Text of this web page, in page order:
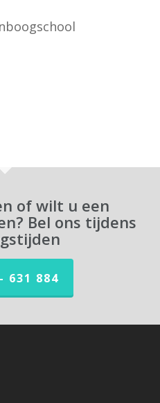
of wilt u een
Bel ons tijdens
631 884